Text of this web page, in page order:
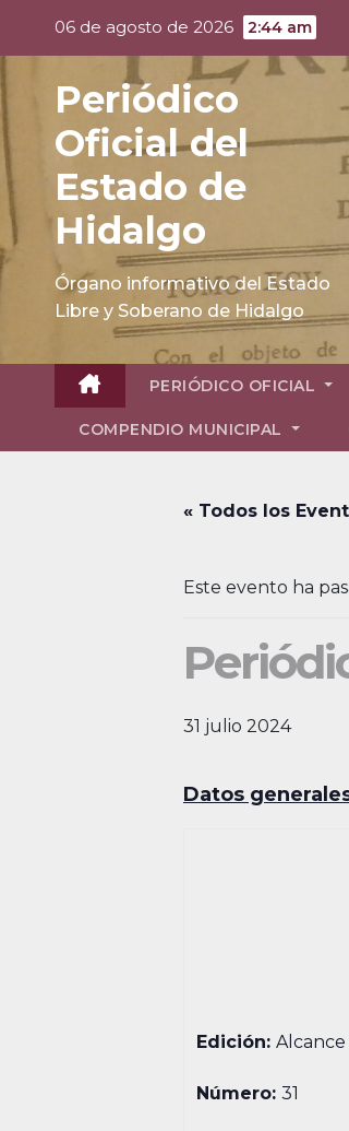
06 de agosto de 2026 2:44 am
Periódico
Oficial del
Estado de
Hidalgo
Órgano informativo del Estado
Libre y Soberano de Hidalgo
PERIÓDICO OFICIAL
COMPENDIO MUNICIPAL
« Todos los
Este evento ha
31 julio 2024
Datos
Edición:Alcance
Número:31